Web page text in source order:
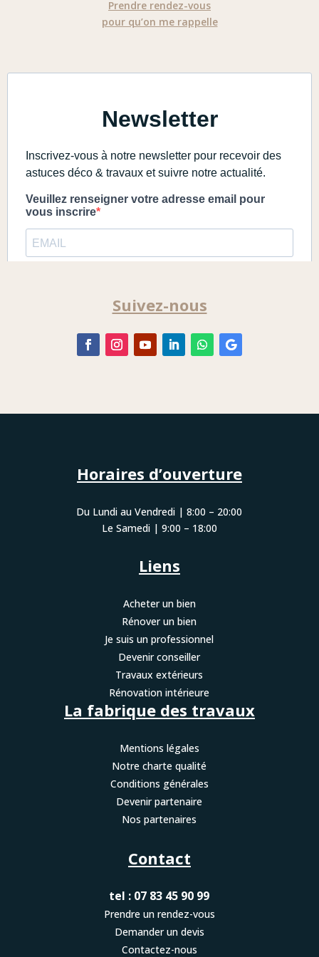
Prendre rendez-vous
pour qu’on me rappelle
Suivez-nous
Horaires d’ouverture
Du Lundi au Vendredi | 8:00 – 20:00
Le Samedi | 9:00 – 18:00
Liens
Acheter un bien
Rénover un bien
Je suis un professionnel
Devenir conseiller
Travaux extérieurs
Rénovation intérieure
La fabrique des travaux
Mentions légales
Notre charte qualité
Conditions générales
Devenir partenaire
Nos partenaires
Contact
tel : 07 83 45 90 99
Prendre un rendez-vous
Demander un devis
Contactez-nous